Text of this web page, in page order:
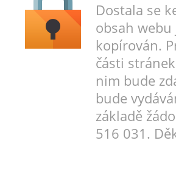
Dostala se
obsah webu
kopírován.
části
nim bude
bude
základě
516 031.